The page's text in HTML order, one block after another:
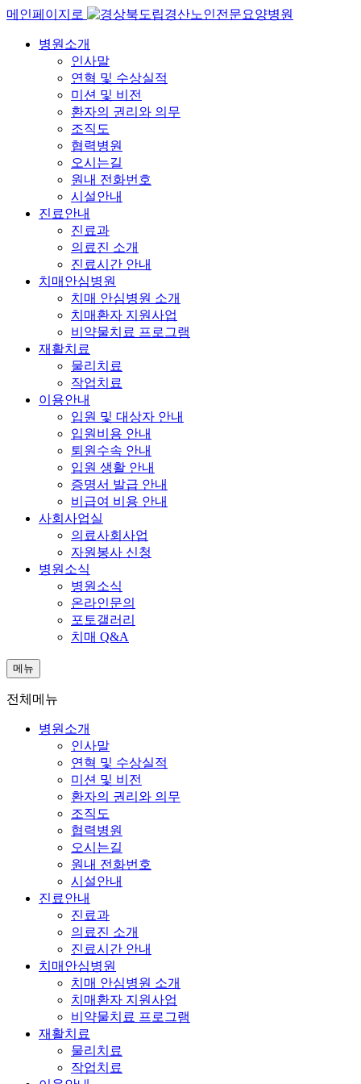
메인페이지로
병원소개
인사말
연혁 및 수상실적
미션 및 비전
환자의 권리와 의무
조직도
협력병원
오시는길
원내 전화번호
시설안내
진료안내
진료과
의료진 소개
진료시간 안내
치매안심병원
치매 안심병원 소개
치매환자 지원사업
비약물치료 프로그램
재활치료
물리치료
작업치료
이용안내
입원 및 대상자 안내
입원비용 안내
퇴원수속 안내
입원 생활 안내
증명서 발급 안내
비급여 비용 안내
사회사업실
의료사회사업
자원봉사 신청
병원소식
병원소식
온라인문의
포토갤러리
치매 Q&A
메뉴
전체메뉴
병원소개
인사말
연혁 및 수상실적
미션 및 비전
환자의 권리와 의무
조직도
협력병원
오시는길
원내 전화번호
시설안내
진료안내
진료과
의료진 소개
진료시간 안내
치매안심병원
치매 안심병원 소개
치매환자 지원사업
비약물치료 프로그램
재활치료
물리치료
작업치료